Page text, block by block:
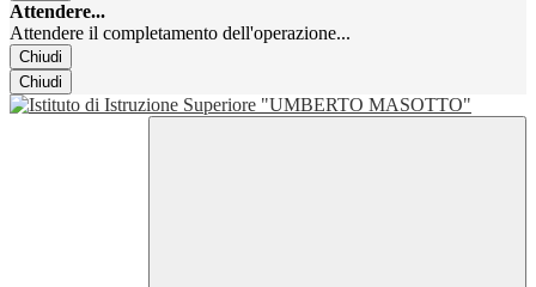
Attendere...
Attendere il completamento dell'operazione...
Chiudi
Chiudi